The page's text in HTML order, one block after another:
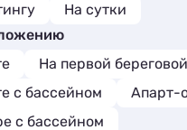
На сутки
На первой
с бассейном
Апарт-
с бассейном